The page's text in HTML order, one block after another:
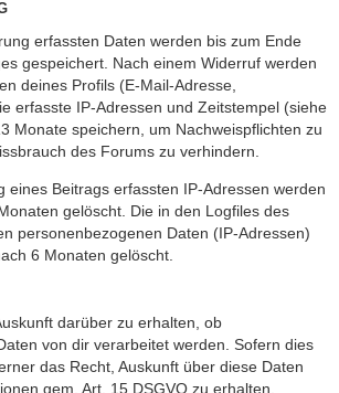
erfassten Daten werden bis zum Ende
gespeichert. Nach einem Widerruf werden
deines Profils (E-Mail-Adresse,
erfasste IP-Adressen und Zeitstempel (siehe
Monate speichern, um Nachweispflichten zu
des Forums zu verhindern.
eines Beitrags erfassten IP-Adressen werden
gelöscht. Die in den Logfiles des
personenbezogenen Daten (IP-Adressen)
6 Monaten gelöscht.
darüber zu erhalten, ob
von dir verarbeitet werden. Sofern dies
das Recht, Auskunft über diese Daten
gem. Art. 15 DSGVO zu erhalten.